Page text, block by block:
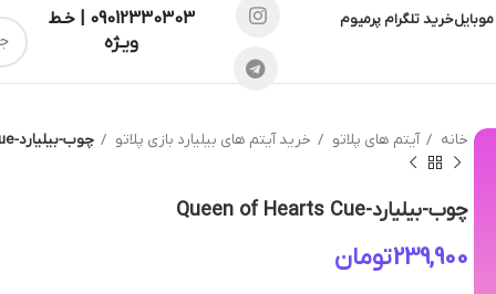
خرید تلگرام پرمیوم
09012330303 | خـط
ویـژه
خانه آیتم های پلاتو خرید آیتم های بیلیارد بازی پلاتو چوب-بیلیارد-Queen of Hearts Cue
چوب-بیلیارد-Queen of Hearts Cue
تومان